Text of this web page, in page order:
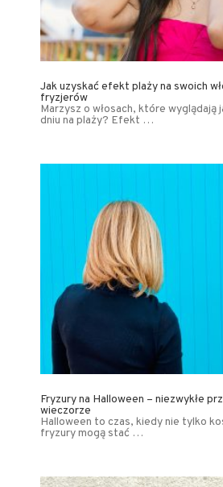
Jak uzyskać efekt plaży na swoich
fryzjerów
Marzysz o włosach, które wyglądają
dniu na plaży? Efekt …
Fryzury na Halloween – niezwykłe
wieczorze
Halloween to czas, kiedy nie tylko
fryzury mogą stać …